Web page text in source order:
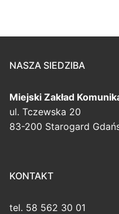
NASZA SIEDZIBA
Miejski Zakład
ul. Tczewska 20
83-200 Starogard
KONTAKT
tel. 58 562 30 01